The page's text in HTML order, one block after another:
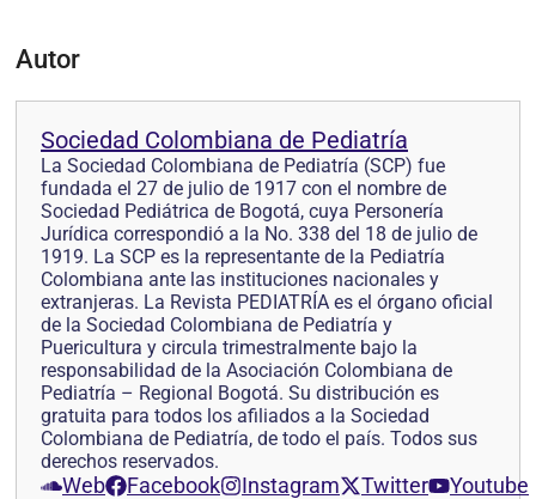
Autor
Sociedad Colombiana de Pediatría
La Sociedad Colombiana de Pediatría (SCP) fue
fundada el 27 de julio de 1917 con el nombre de
Sociedad Pediátrica de Bogotá, cuya Personería
Jurídica correspondió a la No. 338 del 18 de julio de
1919. La SCP es la representante de la Pediatría
Colombiana ante las instituciones nacionales y
extranjeras. La Revista PEDIATRÍA es el órgano oficial
de la Sociedad Colombiana de Pediatría y
Puericultura y circula trimestralmente bajo la
responsabilidad de la Asociación Colombiana de
Pediatría – Regional Bogotá. Su distribución es
gratuita para todos los afiliados a la Sociedad
Colombiana de Pediatría, de todo el país. Todos sus
derechos reservados.
Web Facebook Instagram Twitter Youtube